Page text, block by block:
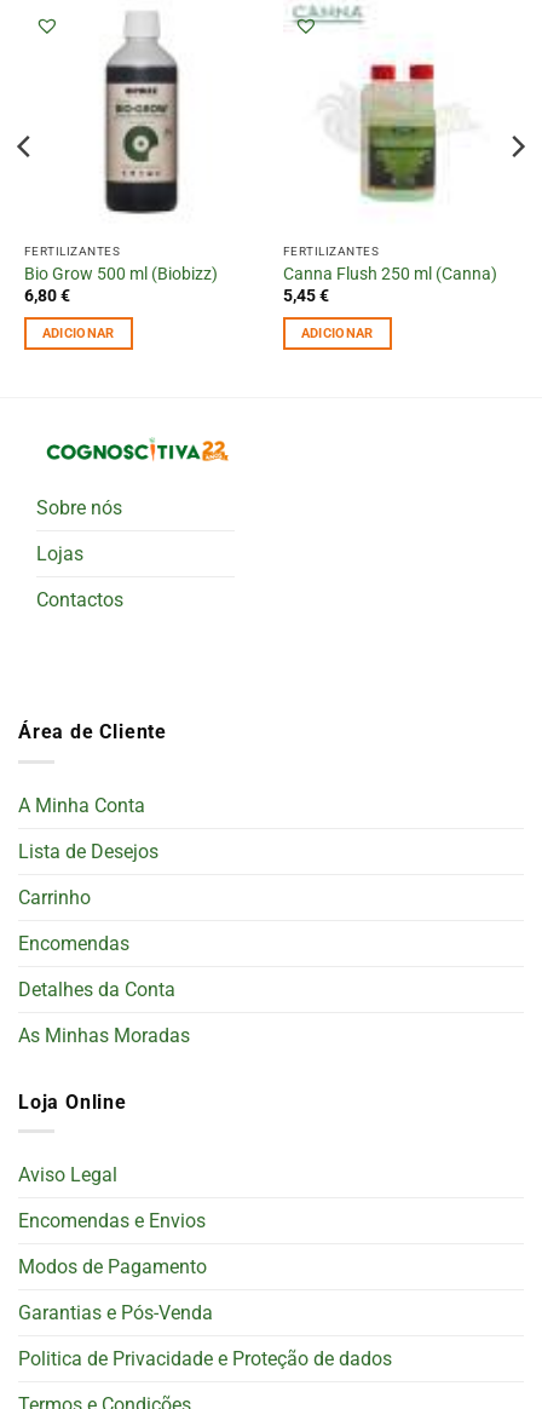
FERTILIZANTES
Bio Grow 500 ml (Biobizz)
6,80€
ADICIONAR
FERTILIZANTES
Canna Flush 250 ml (Canna)
5,45€
ADICIONAR
Sobre nós
Lojas
Contactos
Área de Cliente
A Minha Conta
Lista de Desejos
Carrinho
Encomendas
Detalhes da Conta
As Minhas Moradas
Loja Online
Aviso Legal
Encomendas e Envios
Modos de Pagamento
Garantias e Pós-Venda
Politica de Privacidade e Proteção de dados